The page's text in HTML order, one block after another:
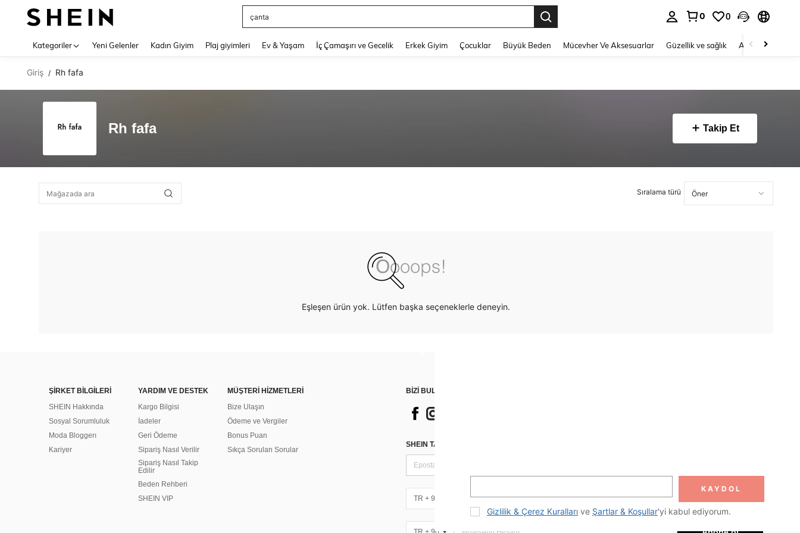
çanta
0 0
Kategoriler Yeni Gelenler Kadın Giyim Plaj giyimleri Ev & Yaşam İç Çamaşırı ve Gecelik Erkek Giyim Çocuklar Büyük Beden Mücevher Ve Aksesuarlar Güzellik ve sağlık Ayakkabı
Giriş / Rh fafa
Rh fafa Takip Et
Sıralama türü
Eşleşen ürün yok. Lütfen başka seçeneklerle deneyin.
ŞİRKET BİLGİLERİ
SHEIN Hakkında
Sosyal Sorumluluk
Moda Bloggerı
Kariyer
YARDIM VE DESTEK
Kargo Bilgisi
İadeler
Geri Ödeme
Sipariş Nasıl Verilir
Sipariş Nasıl Takip
Edilir
Beden Rehberi
SHEIN VIP
MÜŞTERİ HİZMETLERİ
Bize Ulaşın
Ödeme ve Vergiler
Bonus Puan
Sıkça Sorulan Sorular
BİZİ BULUN
SHEIN TARZI HABERLER IÇIN KAYDOLUN
TR + 90
KAYDOL
Gizlilik & Çerez Kuralları ve Şartlar & Koşullar'yi kabul ediyorum.